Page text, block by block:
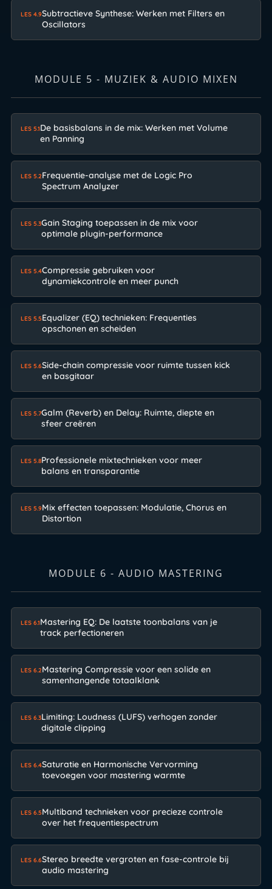
LES 4.9Subtractieve Synthese: Werken met Filters en
Oscillators
MODULE 5 - MUZIEK & AUDIO MIXEN
LES 5.1De basisbalans in de mix: Werken met Volume
en Panning
LES 5.2Frequentie-analyse met de Logic Pro
Spectrum Analyzer
LES 5.3Gain Staging toepassen in de mix voor
optimale plugin-performance
LES 5.4Compressie gebruiken voor
dynamiekcontrole en meer punch
LES 5.5Equalizer (EQ) technieken: Frequenties
opschonen en scheiden
LES 5.6Side-chain compressie voor ruimte tussen kick
en basgitaar
LES 5.7Galm (Reverb) en Delay: Ruimte, diepte en
sfeer creëren
LES 5.8Professionele mixtechnieken voor meer
balans en transparantie
LES 5.9Mix effecten toepassen: Modulatie, Chorus en
Distortion
MODULE 6 - AUDIO MASTERING
LES 6.1Mastering EQ: De laatste toonbalans van je
track perfectioneren
LES 6.2Mastering Compressie voor een solide en
samenhangende totaalklank
LES 6.3Limiting: Loudness (LUFS) verhogen zonder
digitale clipping
LES 6.4Saturatie en Harmonische Vervorming
toevoegen voor mastering warmte
LES 6.5Multiband technieken voor precieze controle
over het frequentiespectrum
LES 6.6Stereo breedte vergroten en fase-controle bij
audio mastering